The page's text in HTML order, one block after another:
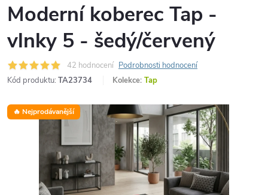
Moderní koberec Tap -
vlnky 5 - šedý/červený
42 hodnocení Podrobnosti hodnocení
Kód produktu: TA23734 Kolekce: Tap
🔥 Nejprodávanější